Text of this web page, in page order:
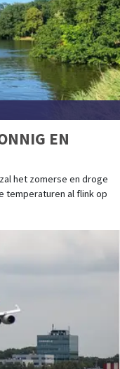
EN
het zomerse en droge
temperaturen al flink op